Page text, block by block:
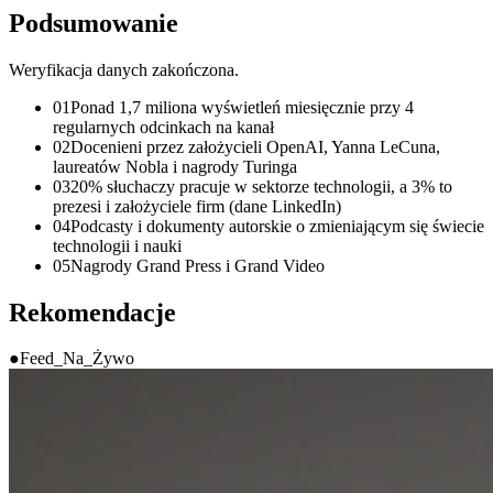
Podsumowanie
Weryfikacja danych zakończona.
01Ponad 1,7 miliona wyświetleń miesięcznie przy 4
regularnych odcinkach na kanał
02Docenieni przez założycieli OpenAI, Yanna LeCuna,
laureatów Nobla i nagrody Turinga
0320% słuchaczy pracuje w sektorze technologii, a 3% to
prezesi i założyciele firm (dane LinkedIn)
04Podcasty i dokumenty autorskie o zmieniającym się świecie
technologii i nauki
05Nagrody Grand Press i Grand Video
Rekomendacje
●Feed_Na_Żywo